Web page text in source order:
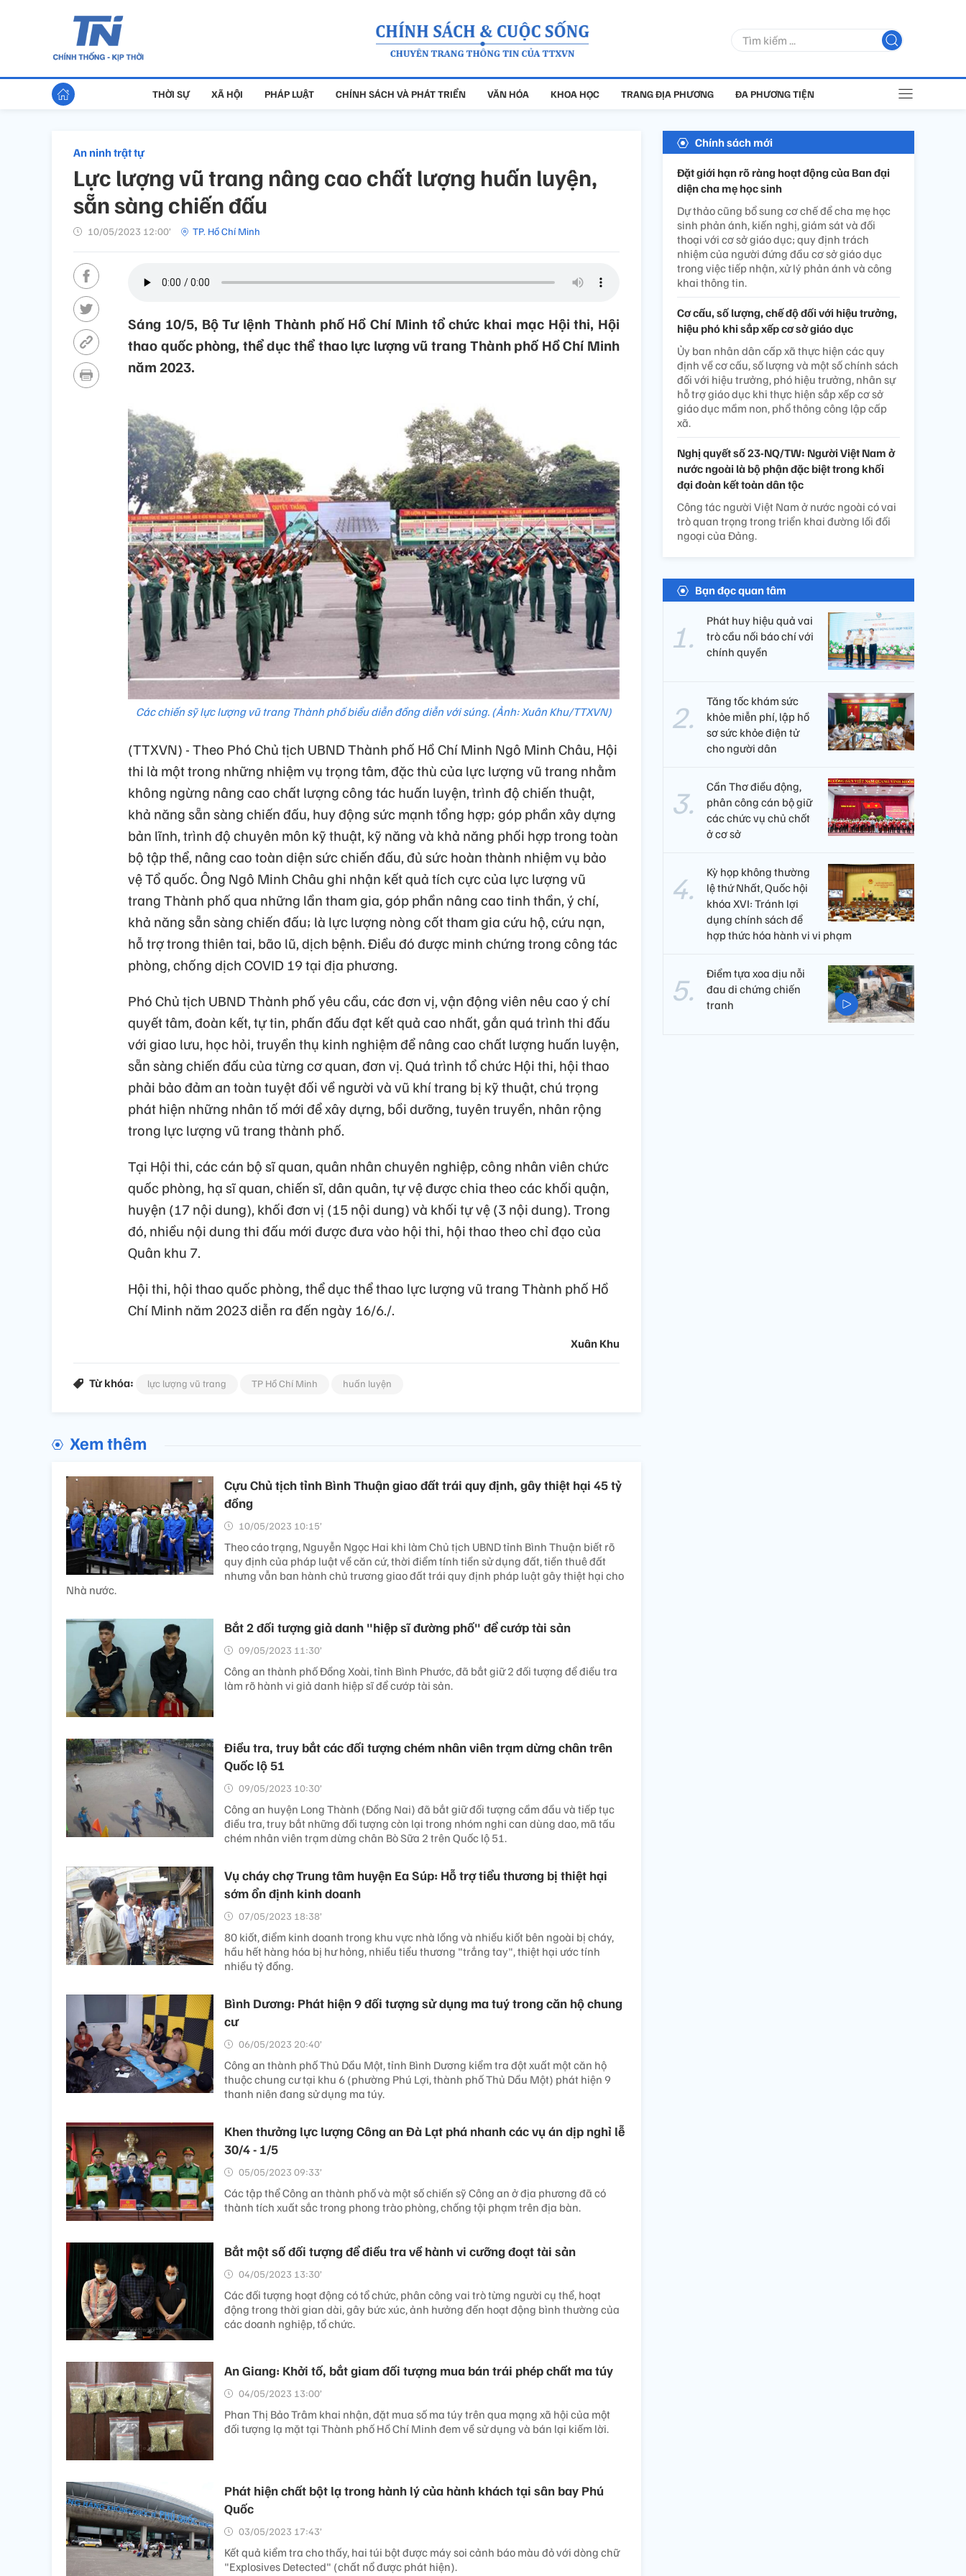
THỜI SỰ XÃ HỘI PHÁP LUẬT CHÍNH SÁCH VÀ PHÁT TRIỂN VĂN HÓA KHOA HỌC TRANG ĐỊA PHƯƠNG ĐA PHƯƠNG TIỆN
An ninh trật tự
Lực lượng vũ trang nâng cao chất lượng huấn luyện,
sẵn sàng chiến đấu
10/05/2023 12:00’ TP. Hồ Chí Minh
Sáng 10/5, Bộ Tư lệnh Thành phố Hồ Chí Minh tổ chức khai mạc Hội thi, Hội
thao quốc phòng, thể dục thể thao lực lượng vũ trang Thành phố Hồ Chí Minh
năm 2023.
Các chiến sỹ lực lượng vũ trang Thành phố biểu diễn đồng diễn với súng. (Ảnh: Xuân Khu/TTXVN)
(TTXVN) - Theo Phó Chủ tịch UBND Thành phố Hồ Chí Minh Ngô Minh Châu, Hội
thi là một trong những nhiệm vụ trọng tâm, đặc thù của lực lượng vũ trang nhằm
không ngừng nâng cao chất lượng công tác huấn luyện, trình độ chiến thuật,
khả năng sẵn sàng chiến đấu, huy động sức mạnh tổng hợp; góp phần xây dựng
bản lĩnh, trình độ chuyên môn kỹ thuật, kỹ năng và khả năng phối hợp trong toàn
bộ tập thể, nâng cao toàn diện sức chiến đấu, đủ sức hoàn thành nhiệm vụ bảo
vệ Tổ quốc. Ông Ngô Minh Châu ghi nhận kết quả tích cực của lực lượng vũ
trang Thành phố qua những lần tham gia, góp phần nâng cao tinh thần, ý chí,
khả năng sẵn sàng chiến đấu; là lực lượng nòng cốt tham gia cứu hộ, cứu nạn,
hỗ trợ trong thiên tai, bão lũ, dịch bệnh. Điều đó được minh chứng trong công tác
phòng, chống dịch COVID 19 tại địa phương.
Phó Chủ tịch UBND Thành phố yêu cầu, các đơn vị, vận động viên nêu cao ý chí
quyết tâm, đoàn kết, tự tin, phấn đấu đạt kết quả cao nhất, gắn quá trình thi đấu
với giao lưu, học hỏi, truyền thụ kinh nghiệm để nâng cao chất lượng huấn luyện,
sẵn sàng chiến đấu của từng cơ quan, đơn vị. Quá trình tổ chức Hội thi, hội thao
phải bảo đảm an toàn tuyệt đối về người và vũ khí trang bị kỹ thuật, chú trọng
phát hiện những nhân tố mới để xây dựng, bồi dưỡng, tuyên truyền, nhân rộng
trong lực lượng vũ trang thành phố.
Tại Hội thi, các cán bộ sĩ quan, quân nhân chuyên nghiệp, công nhân viên chức
quốc phòng, hạ sĩ quan, chiến sĩ, dân quân, tự vệ được chia theo các khối quận,
huyện (17 nội dung), khối đơn vị (15 nội dung) và khối tự vệ (3 nội dung). Trong
đó, nhiều nội dung thi đấu mới được đưa vào hội thi, hội thao theo chỉ đạo của
Quân khu 7.
Hội thi, hội thao quốc phòng, thể dục thể thao lực lượng vũ trang Thành phố Hồ
Chí Minh năm 2023 diễn ra đến ngày 16/6./.
Xuân Khu
Từ khóa: lực lượng vũ trang TP Hồ Chí Minh huấn luyện
Xem thêm
Cựu Chủ tịch tỉnh Bình Thuận giao đất trái quy định, gây thiệt hại 45 tỷ
đồng
10/05/2023 10:15’
Theo cáo trạng, Nguyễn Ngọc Hai khi làm Chủ tịch UBND tỉnh Bình Thuận biết rõ
quy định của pháp luật về căn cứ, thời điểm tính tiền sử dụng đất, tiền thuê đất
nhưng vẫn ban hành chủ trương giao đất trái quy định pháp luật gây thiệt hại cho
Nhà nước.
Bắt 2 đối tượng giả danh "hiệp sĩ đường phố" để cướp tài sản
09/05/2023 11:30’
Công an thành phố Đồng Xoài, tỉnh Bình Phước, đã bắt giữ 2 đối tượng để điều tra
làm rõ hành vi giả danh hiệp sĩ để cướp tài sản.
Điều tra, truy bắt các đối tượng chém nhân viên trạm dừng chân trên
Quốc lộ 51
09/05/2023 10:30’
Công an huyện Long Thành (Đồng Nai) đã bắt giữ đối tượng cầm đầu và tiếp tục
điều tra, truy bắt những đối tượng còn lại trong nhóm nghi can dùng dao, mã tấu
chém nhân viên trạm dừng chân Bò Sữa 2 trên Quốc lộ 51.
Vụ cháy chợ Trung tâm huyện Ea Súp: Hỗ trợ tiểu thương bị thiệt hại
sớm ổn định kinh doanh
07/05/2023 18:38’
80 kiốt, điểm kinh doanh trong khu vực nhà lồng và nhiều kiốt bên ngoài bị cháy,
hầu hết hàng hóa bị hư hỏng, nhiều tiểu thương "trắng tay", thiệt hại ước tính
nhiều tỷ đồng.
Bình Dương: Phát hiện 9 đối tượng sử dụng ma tuý trong căn hộ chung
cư
06/05/2023 20:40’
Công an thành phố Thủ Dầu Một, tỉnh Bình Dương kiểm tra đột xuất một căn hộ
thuộc chung cư tại khu 6 (phường Phú Lợi, thành phố Thủ Dầu Một) phát hiện 9
thanh niên đang sử dụng ma túy.
Khen thưởng lực lượng Công an Đà Lạt phá nhanh các vụ án dịp nghỉ lễ
30/4 - 1/5
05/05/2023 09:33’
Các tập thể Công an thành phố và một số chiến sỹ Công an ở địa phương đã có
thành tích xuất sắc trong phong trào phòng, chống tội phạm trên địa bàn.
Bắt một số đối tượng để điều tra về hành vi cưỡng đoạt tài sản
04/05/2023 13:30’
Các đối tượng hoạt động có tổ chức, phân công vai trò từng người cụ thể, hoạt
động trong thời gian dài, gây bức xúc, ảnh hưởng đến hoạt động bình thường của
các doanh nghiệp, tổ chức.
An Giang: Khởi tố, bắt giam đối tượng mua bán trái phép chất ma túy
04/05/2023 13:00’
Phan Thị Bảo Trâm khai nhận, đặt mua số ma túy trên qua mạng xã hội của một
đối tượng lạ mặt tại Thành phố Hồ Chí Minh đem về sử dụng và bán lại kiếm lời.
Phát hiện chất bột lạ trong hành lý của hành khách tại sân bay Phú
Quốc
03/05/2023 17:43’
Kết quả kiểm tra cho thấy, hai túi bột được máy soi cảnh báo màu đỏ với dòng chữ
"Explosives Detected" (chất nổ được phát hiện).
Chính sách mới
Đặt giới hạn rõ ràng hoạt động của Ban đại
diện cha mẹ học sinh
Dự thảo cũng bổ sung cơ chế để cha mẹ học
sinh phản ánh, kiến nghị, giám sát và đối
thoại với cơ sở giáo dục; quy định trách
nhiệm của người đứng đầu cơ sở giáo dục
trong việc tiếp nhận, xử lý phản ánh và công
khai thông tin.
Cơ cấu, số lượng, chế độ đối với hiệu trưởng,
hiệu phó khi sắp xếp cơ sở giáo dục
Ủy ban nhân dân cấp xã thực hiện các quy
định về cơ cấu, số lượng và một số chính sách
đối với hiệu trưởng, phó hiệu trưởng, nhân sự
hỗ trợ giáo dục khi thực hiện sắp xếp cơ sở
giáo dục mầm non, phổ thông công lập cấp
xã.
Nghị quyết số 23-NQ/TW: Người Việt Nam ở
nước ngoài là bộ phận đặc biệt trong khối
đại đoàn kết toàn dân tộc
Công tác người Việt Nam ở nước ngoài có vai
trò quan trọng trong triển khai đường lối đối
ngoại của Đảng.
Bạn đọc quan tâm
Phát huy hiệu quả vai
trò cầu nối báo chí với
chính quyền
Tăng tốc khám sức
khỏe miễn phí, lập hồ
sơ sức khỏe điện tử
cho người dân
Cần Thơ điều động,
phân công cán bộ giữ
các chức vụ chủ chốt
ở cơ sở
Kỳ họp không thường
lệ thứ Nhất, Quốc hội
khóa XVI: Tránh lợi
dụng chính sách để
hợp thức hóa hành vi vi phạm
Điểm tựa xoa dịu nỗi
đau di chứng chiến
tranh